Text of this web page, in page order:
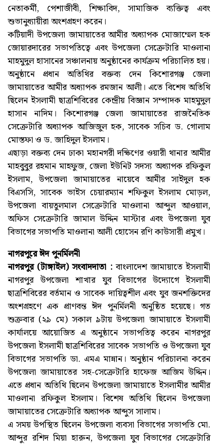
নেতাকর্মী, পেশাজীবী, শিক্ষাবিদ, সামাজিক ব্যক্তিত্ব এবং
শুভানুধ্যায়ীরা অংশগ্রহণ করেন।
কটিয়াদী উপজেলা জামায়াতের আমীর অধ্যাপক মোজাম্মেল হক
জোয়ারদারের সভাপতিত্বে এবং উপজেলা সেক্রেটারি মাওলানা
মাহমুদুল হাসানের সঞ্চালনায় অনুষ্ঠানের কার্যক্রম পরিচালিত হয়।
অনুষ্ঠানে প্রধান অতিথির বক্তব্য দেন কিশোরগঞ্জ জেলা
জামায়াতের আমীর অধ্যাপক রমজান আলী। এতে বিশেষ অতিথি
ছিলেন ইসলামী ছাত্রশিবিরের কেন্দ্রীয় বিজ্ঞান সম্পাদক মাহমুদুল
হাসান নাদিম। কিশোরগঞ্জ জেলা জামায়াতের রাজনৈতিক
সেক্রেটারি অধ্যাপক আজিজুল হক, সাবেক সচিব ড. গোলাম
মোস্তফা ও ড. জাহিদুল ইসলাম।
এছাড়া বক্তব্য দেন ঢাকা মহানগরী দক্ষিণের ওয়ারী থানার আমীর
মাহবুবুর রহমান মাহফুজ, জেলা ইউনিট সদস্য অধ্যাপক রফিকুল
ইসলাম, উপজেলা জামায়াতের নায়েবে আমীর সাইদুল হক
বিএসসি, সাবেক ভাইস চেয়ারম্যান শফিকুল ইসলাম মোড়ল,
উপজেলা বায়তুলমাল সেক্রেটারি মাওলানা আব্দুল আওয়াল,
অফিস সেক্রেটারি জামাল উদ্দিন মাস্টার এবং উপজেলা যুব
বিভাগের সভাপতি মাওলানা আলী হোসেন রণি কাউসারী প্রমুখ।
নাগরপুরে ঈদ পুনর্মিলনী
নাগরপুর (টাঙ্গাইল) সংবাদদাতা :বাংলাদেশ জামায়াতে ইসলামী
নাগরপুর উপজেলা শাখার যুব বিভাগের উদ্যোগে ইসলামী
ছাত্রশিবিরের বর্তমান ও সাবেক দায়িত্বশীল এবং যুব জনশক্তিদের
অংশগ্রহণে এক প্রাণবন্ত ঈদ পুনর্মিলনী অনুষ্ঠিত হয়েছে। গত
শুক্রবার (২৯ মে) সকাল ৯টায় উপজেলা জামায়াতে ইসলামী
কার্যালয়ে আয়োজিত এ অনুষ্ঠানে সভাপতিত্ব করেন নাগরপুর
উপজেলা ইসলামী ছাত্রশিবিরের সাবেক সভাপতি ও উপজেলা যুব
বিভাগের সভাপতি ডা. এমএ মান্নান। অনুষ্ঠান পরিচালনা করেন
উপজেলা জামায়াতের সহ-সেক্রেটারি হাফেজ আজিম উদ্দিন।
এতে প্রধান অতিথি ছিলেন উপজেলা জামায়াতে ইসলামীর আমীর
মাওলানা রফিকুল ইসলাম। বিশেষ অতিথি ছিলেন উপজেলা
জামায়াতের সেক্রেটারি অধ্যাপক আব্দুস সালাম।
এ সময় উপস্থিত ছিলেন উপজেলা ব্যবসা বিভাগের সভাপতি মো.
আব্দুর রশিদ মিয়া হারুন, উপজেলা যুব বিভাগের সেক্রেটারি